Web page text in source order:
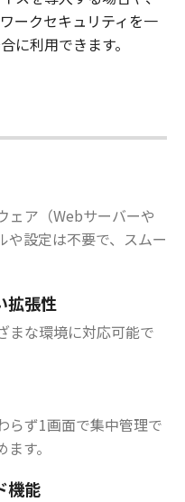
ークセキュリティを一
に利用できます。
ェア（Webサーバーや
や設定は不要で、スムー
拡張性
まな環境に対応可能で
らず1画面で集中管理で
す。
機能